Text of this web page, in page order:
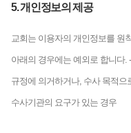
5. 개인정보의 제공
교회는 이용자의 개인정보를 원
아래의 경우에는 예외로 합니다.-
규정에 의거하거나, 수사 목적
수사기관의 요구가 있는 경우